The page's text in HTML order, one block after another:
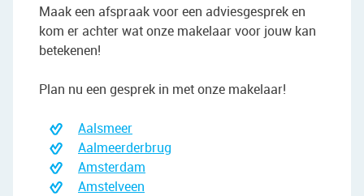
Maak een afspraak voor een adviesgesprek en
kom er achter wat onze makelaar voor jouw kan
betekenen!
Plan nu een gesprek in met onze makelaar!
Aalsmeer
Aalmeerderbrug
Amsterdam
Amstelveen